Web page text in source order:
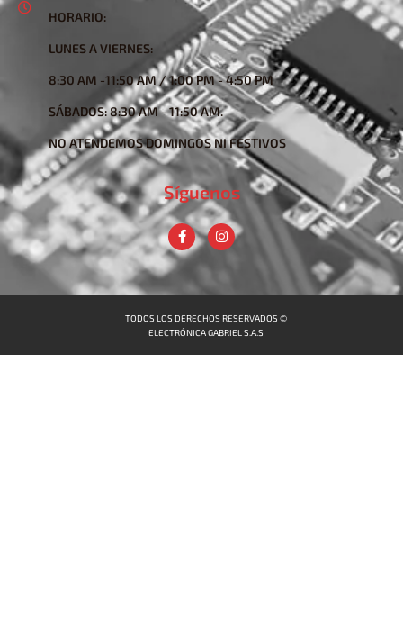
HORARIO:
LUNES A VIERNES:
8:30 AM -11:50 AM / 1:00 PM - 4:50 PM
SÁBADOS: 8:30 AM - 11:50 AM.
NO ATENDEMOS DOMINGOS NI FESTIVOS
Síguenos
TODOS LOS DERECHOS RESERVADOS ©
ELECTRÓNICA GABRIEL S.A.S